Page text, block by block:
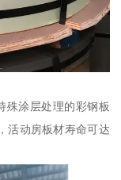
殊涂层处理的彩钢板
活动房板材寿命可达